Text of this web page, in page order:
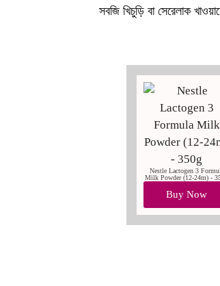
সবজি খিচুড়ি বা সেরেলাক
Nestle Lactogen 3
Milk Powder (12-24m) -
Buy Now